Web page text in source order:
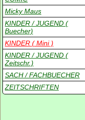
Micky Maus
KINDER / JUGEND (
Buecher)
KINDER ( Mini )
KINDER / JUGEND (
Zeitschr.)
SACH / FACHBUECHER
ZEITSCHRIFTEN